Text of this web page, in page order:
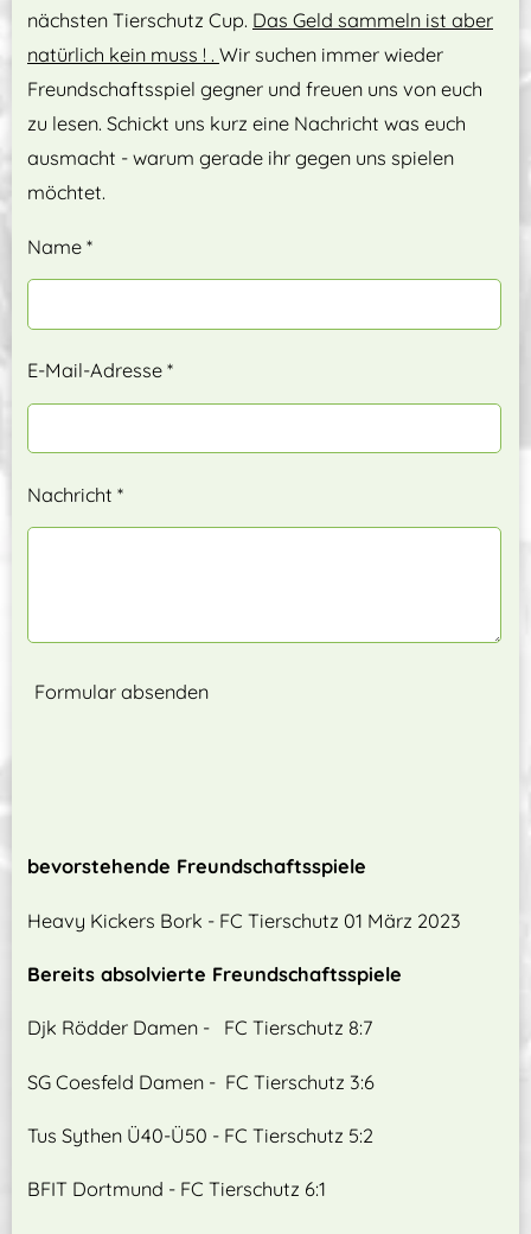
nächsten Tierschutz Cup. Das Geld sammeln ist aber
natürlich kein muss ! . Wir suchen immer wieder
Freundschaftsspiel gegner und freuen uns von euch
zu lesen. Schickt uns kurz eine Nachricht was euch
ausmacht - warum gerade ihr gegen uns spielen
möchtet.
Name *
E-Mail-Adresse *
Nachricht *
Formular absenden
bevorstehende Freundschaftsspiele
Heavy Kickers Bork - FC Tierschutz 01 März 2023
Bereits absolvierte Freundschaftsspiele
Djk Rödder Damen - FC Tierschutz 8:7
SG Coesfeld Damen - FC Tierschutz 3:6
Tus Sythen Ü40-Ü50 - FC Tierschutz 5:2
BFIT Dortmund - FC Tierschutz 6:1